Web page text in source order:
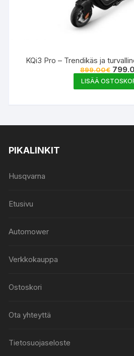
KQi3 Pro – Trendikäs ja
899.00€
hinta
oli:
LISÄÄ
PIKALINKIT
Husqvarna
Etusivu
Automower
Verkkokauppa
Ostoskori
Ota yhteyttä
Tietosuojaseloste